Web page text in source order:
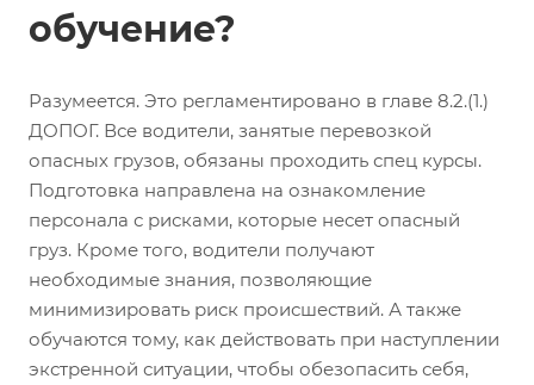
обучение?
Разумеется. Это регламентировано в главе 8.2.(1.)
ДОПОГ. Все водители, занятые перевозкой
опасных грузов, обязаны проходить спец курсы.
Подготовка направлена на ознакомление
персонала с рисками, которые несет опасный
груз. Кроме того, водители получают
необходимые знания, позволяющие
минимизировать риск происшествий. А также
обучаются тому, как действовать при наступлении
экстренной ситуации, чтобы обезопасить себя,